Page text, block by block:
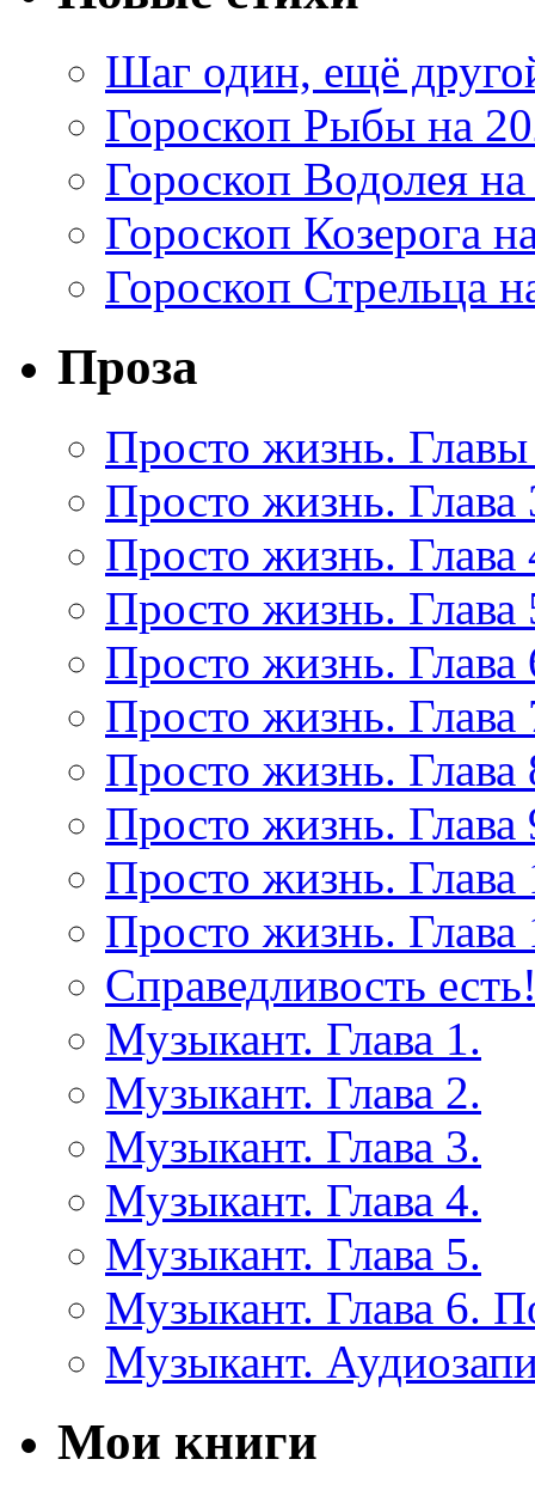
Шаг один, ещё
Гороскоп Рыбы на
Гороскоп Водолея
Гороскоп Козерога
Гороскоп Стрельца
Проза
Просто жизнь.
Просто жизнь. Глава
Просто жизнь. Глава
Просто жизнь. Глава
Просто жизнь. Глава
Просто жизнь. Глава
Просто жизнь. Глава
Просто жизнь. Глава
Просто жизнь. Глава
Просто жизнь. Глава
Справедливость
Музыкант. Глава 1.
Музыкант. Глава 2.
Музыкант. Глава 3.
Музыкант. Глава 4.
Музыкант. Глава 5.
Музыкант. Глава 6.
Музыкант.
Мои книги